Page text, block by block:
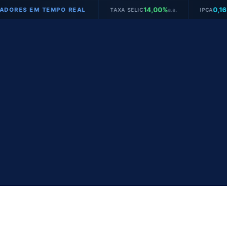
REAL TAXA SELIC 14,00%a.a. IPCA0,16%